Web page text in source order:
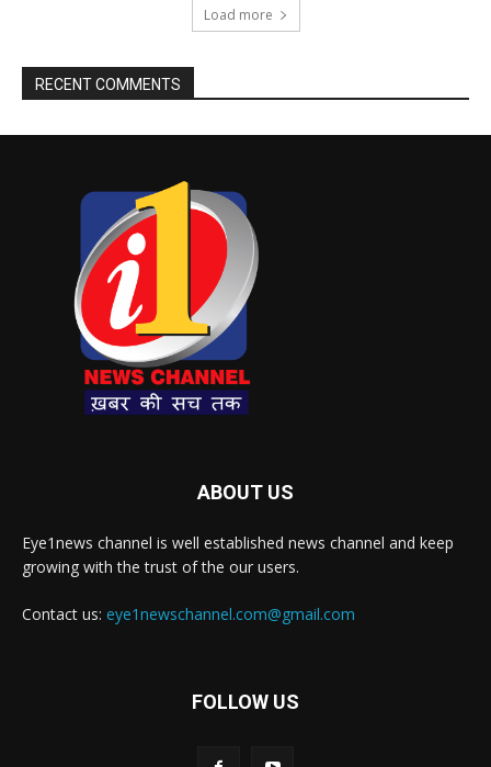
Load more
RECENT COMMENTS
ABOUT US
Eye1news channel is well established news channel and keep
growing with the trust of the our users.
Contact us: eye1newschannel.com@gmail.com
FOLLOW US